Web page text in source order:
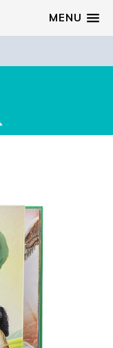
MENU